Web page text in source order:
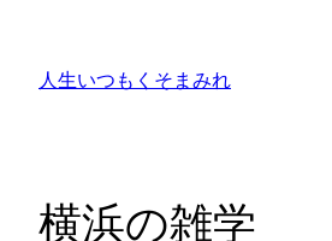
人生いつもくそまみれ
横浜の雑学